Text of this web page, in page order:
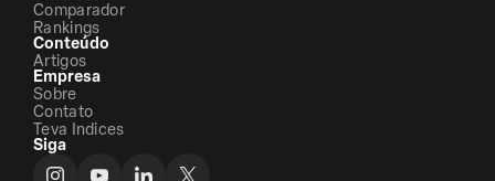
Comparador
Rankings
Conteúdo
Artigos
Empresa
Sobre
Contato
Teva Indices
Siga